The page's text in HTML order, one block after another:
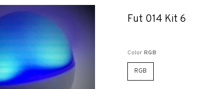
Fut 014 Kit 6
Color RGB
RGB